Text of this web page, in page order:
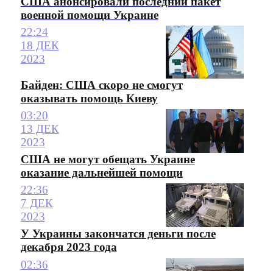
военной помощи Украине
22:24
18 ДЕК
2023
Байден: США скоро не смогут
оказывать помощь Киеву
03:20
13 ДЕК
2023
США не могут обещать Украине
оказание дальнейшей помощи
22:36
7 ДЕК
2023
У Украины закончатся деньги после
декабря 2023 года
02:36